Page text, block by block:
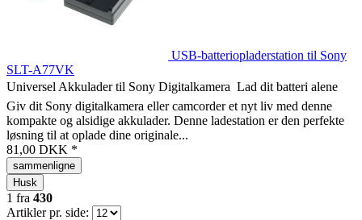
USB-batteriopladerstation til Sony
SLT-A77VK
Universel Akkulader til Sony Digitalkamera  Lad dit batteri alene
Giv dit Sony digitalkamera eller camcorder et nyt liv med denne
kompakte og alsidige akkulader. Denne ladestation er den perfekte
løsning til at oplade dine originale...
81,00 DKK *
sammenligne
Husk
1 fra 430
Artikler pr. side: